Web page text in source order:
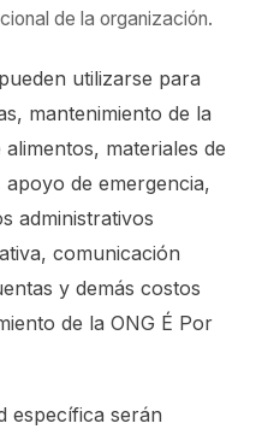
de la organización.
utilizarse para
mantenimiento de la
materiales de
de emergencia,
administrativos
comunicación
y demás costos
de la ONG É Por
específica serán